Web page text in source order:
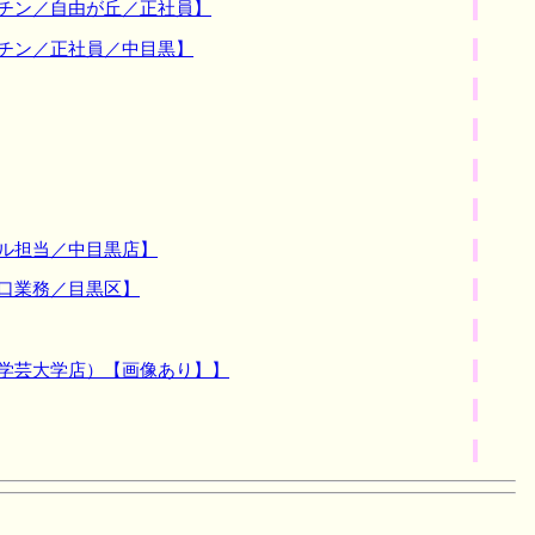
／自由が丘／正社員】
／正社員／中目黒】
当／中目黒店】
務／目黒区】
大学店）【画像あり】】